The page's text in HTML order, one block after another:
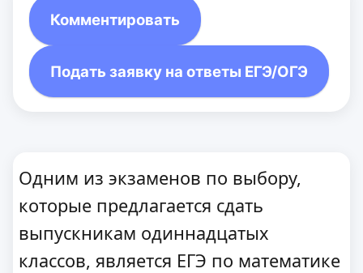
Комментировать
Подать заявку на ответы ЕГЭ/ОГЭ
Одним из экзаменов по выбору,
которые предлагается сдать
выпускникам одиннадцатых
классов, является ЕГЭ по математике